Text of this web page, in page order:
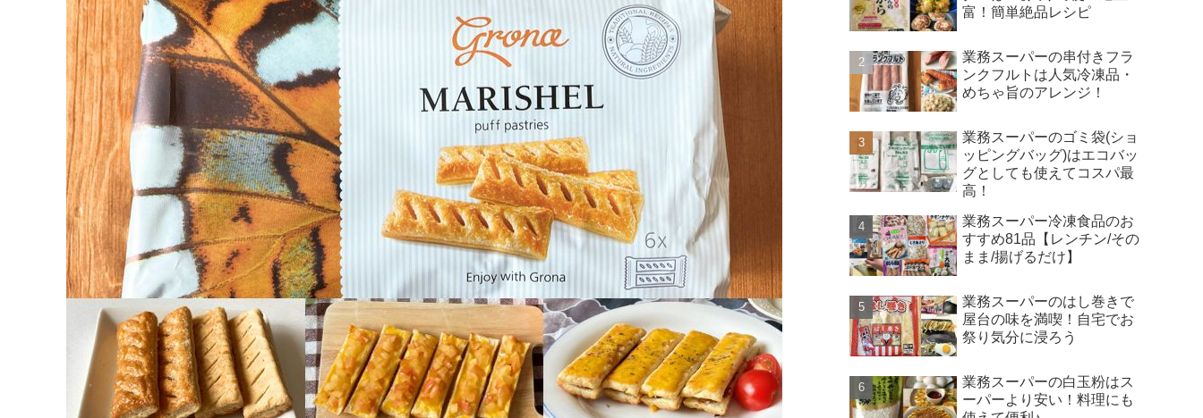
富！簡単絶品レシピ
業務スーパーの串付きフラ
ンクフルトは人気冷凍品・
めちゃ旨のアレンジ！
業務スーパーのゴミ袋(ショ
ッピングバッグ)はエコバッ
グとしても使えてコスパ最
高！
業務スーパー冷凍食品のお
すすめ81品【レンチン/その
まま/揚げるだけ】
業務スーパーのはし巻きで
屋台の味を満喫！自宅でお
祭り気分に浸ろう
業務スーパーの白玉粉はス
ーパーより安い！料理にも